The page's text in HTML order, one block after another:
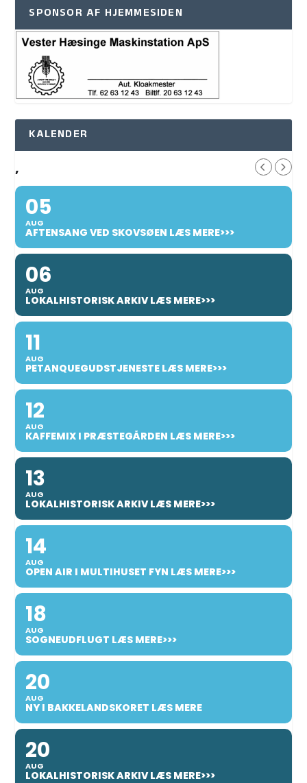
SPONSOR AF HJEMMESIDEN
KALENDER
,
05
AUG
AFTENSANG VED SKOVSØEN LÆS MERE>>>
06
AUG
LOKALHISTORISK ARKIV LÆS MERE>>>
11
AUG
PETANQUEGUDSTJENESTE LÆS MERE>>>
12
AUG
KAFFEMIX I PRÆSTEGÅRDEN LÆS MERE>>>
13
AUG
LOKALHISTORISK ARKIV LÆS MERE>>>
14
AUG
OPEN AIR I MULTIHUSET FYN LÆS MERE>>>
18
AUG
SOGNEUDFLUGT LÆS MERE>>>
20
AUG
NY I BAKKELANDSKORET LÆS MERE
20
AUG
LOKALHISTORISK ARKIV LÆS MERE>>>